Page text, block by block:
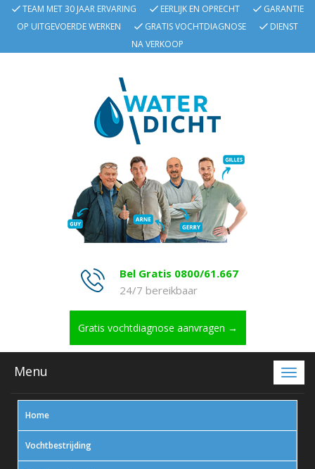
TEAM MET 30 JAAR ERVARING EERLIJK EN OPRECHT
GARANTIE
OP UITGEVOERDE WERKEN
GRATIS VOCHTDIAGNOSE
DIENST
NA VERKOOP
Bel Gratis 0800/61.667
24/7 bereikbaar
Gratis vochtdiagnose aanvragen →
Menu
Home
Vochtbestrijding